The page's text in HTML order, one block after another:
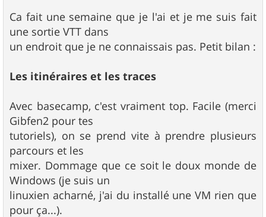
Ca fait une semaine que je l'ai et je me suis fait
une sortie VTT dans
un endroit que je ne connaissais pas. Petit bilan :
Les itinéraires et les traces
Avec basecamp, c'est vraiment top. Facile (merci
Gibfen2 pour tes
tutoriels), on se prend vite à prendre plusieurs
parcours et les
mixer. Dommage que ce soit le doux monde de
Windows (je suis un
linuxien acharné, j'ai du installé une VM rien que
pour ça...).